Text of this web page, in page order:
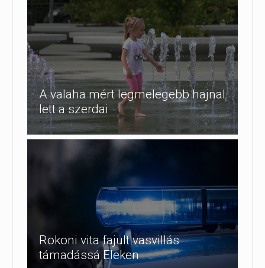
A valaha mért legmelegebb hajnal
lett a szerdai
Rokoni vita fajult vasvillás
támadássá Eleken